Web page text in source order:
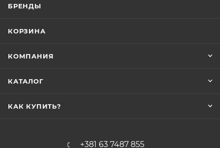
БРЕНДЫ
КОРЗИНА
КОМПАНИЯ
КАТАЛОГ
КАК КУПИТЬ?
+381 63 7487 855